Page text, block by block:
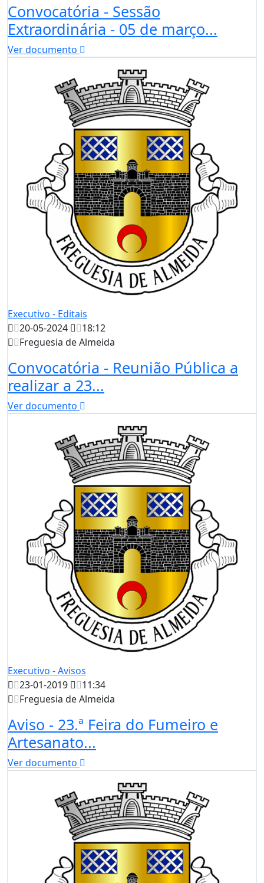
Convocatória - Sessão
Extraordinária - 05 de março...
Ver documento
Executivo - Editais
20-05-2024
18:12
Freguesia de Almeida
Convocatória - Reunião Pública a
realizar a 23...
Ver documento
Executivo - Avisos
23-01-2019
11:34
Freguesia de Almeida
Aviso - 23.ª Feira do Fumeiro e
Artesanato...
Ver documento